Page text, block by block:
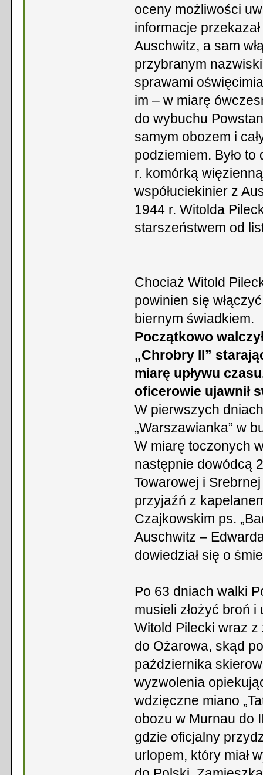
oceny możliwości
informacje
Auschwitz, a sam
przybranym
sprawami
im – w miarę
do wybuchu
samym obozem i
podziemiem. Było
r. komórką
współuciekinier z
1944 r. Witolda
starszeństwem od
Chociaż Witold
powinien się
biernym świadkiem.
Początkowo
„Chrobry II”
miarę upływu
oficerowie ujawnił
W pierwszych
„Warszawianka” w
W miarę toczonych
następnie dowódcą
Towarowej i
przyjaźń z
Czajkowskim ps.
Auschwitz –
dowiedział się o
Po 63 dniach walki
musieli złożyć broń
Witold Pilecki wraz z
do Ożarowa, skąd
października
wyzwolenia
wdzięczne miano
obozu w Murnau do
gdzie oficjalny
urlopem, który miał